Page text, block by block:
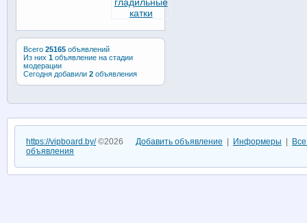
Всего 25165объявлений
Из них 1объявление на стадии
модерации
Сегодня добавили 2объявления
https://vipboard.by/©2026 Добавить объявление Информеры
объявления